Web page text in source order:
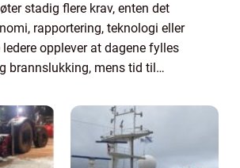
stadig flere krav, enten det
rapportering, teknologi eller
ledere opplever at dagene fylles
brannslukking, mens tid til
Bedriftsrådgivning ...